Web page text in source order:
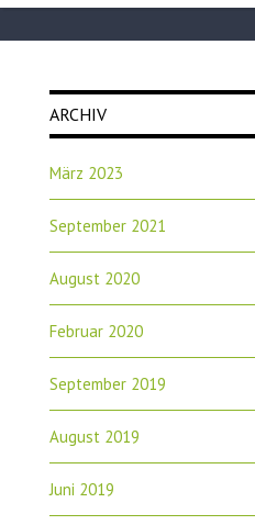
ARCHIV
März 2023
September 2021
August 2020
Februar 2020
September 2019
August 2019
Juni 2019